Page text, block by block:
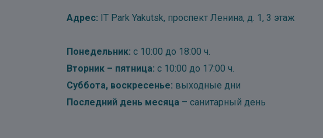
Адрес: IT Park Yakutsk, проспект Ленина, д. 1, 3 этаж
Понедельник: с 10:00 до 18:00 ч.
Вторник – пятница: с 10:00 до 17:00 ч.
Суббота, воскресенье: выходные дни
Последний день месяца – санитарный день